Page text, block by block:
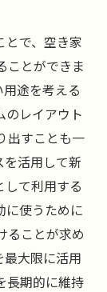
とで、空き家
ことができま
途を考える
のレイアウト
出すことも一
を活用して新
して利用する
に使うために
ることが求め
最大限に活用
長期的に維持